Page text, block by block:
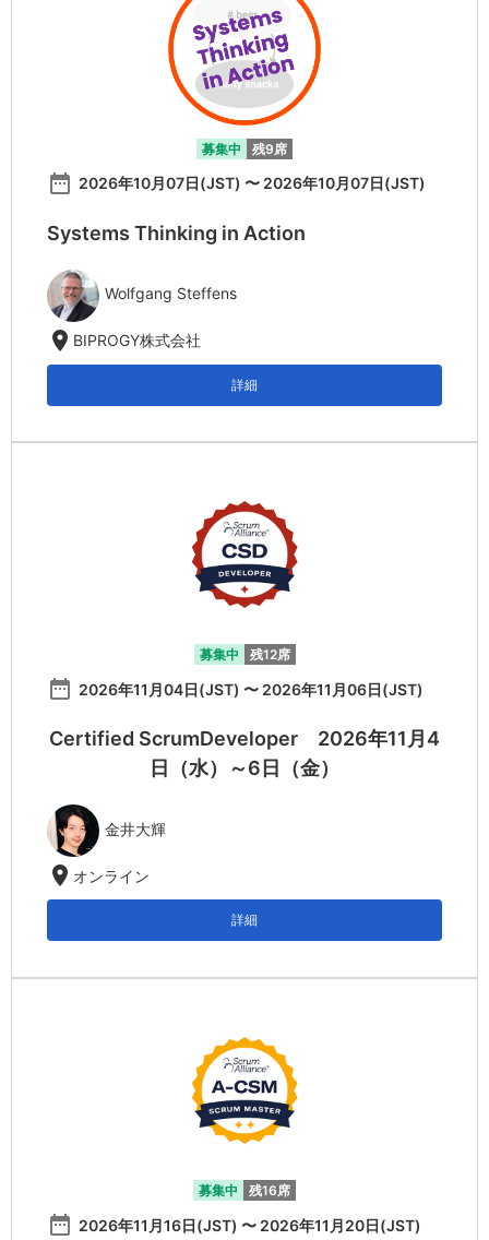
募集中 残9席
date_range 2026年10月07日(JST) 〜 2026年10月07日(JST)
Systems Thinking in Action
Wolfgang Steffens
location_on BIPROGY株式会社
詳細
募集中 残12席
date_range 2026年11月04日(JST) 〜 2026年11月06日(JST)
Certified ScrumDeveloper 2026年11月4
日（水）～6日（金）
金井大輝
location_on オンライン
詳細
募集中 残16席
date_range 2026年11月16日(JST) 〜 2026年11月20日(JST)